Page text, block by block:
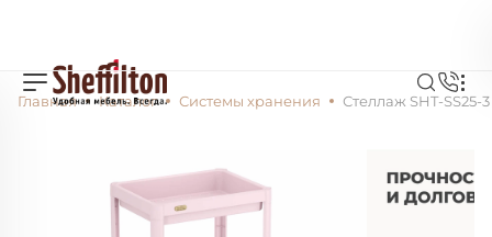
Главная Каталог Системы хранения Стеллаж SHT-SS25-3